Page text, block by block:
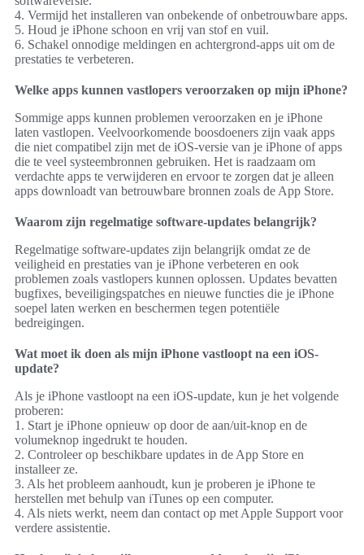
Welke apps kunnen vastlopers veroorzaken op mijn iPhone?
Sommige apps kunnen problemen veroorzaken en je iPhone
laten vastlopen. Veelvoorkomende boosdoeners zijn vaak apps
die te veel systeembronnen gebruiken. Het is raadzaam om
apps downloadt van betrouwbare bronnen zoals de App Store.
Waarom zijn regelmatige software-updates belangrijk?
Regelmatige software-updates zijn belangrijk omdat ze de
veiligheid en prestaties van je iPhone verbeteren en ook
bugfixes, beveiligingspatches en nieuwe functies die je iPhone
bedreigingen.
Wat moet ik doen als mijn iPhone vastloopt na een iOS-
update?
Als je iPhone vastloopt na een iOS-update, kun je het volgende
1. Start je iPhone opnieuw op door de aan/uit-knop en de
volumeknop ingedrukt te houden.
installeer ze.
3. Als het probleem aanhoudt, kun je proberen je iPhone te
herstellen met behulp van iTunes op een computer.
4. Als niets werkt, neem dan contact op met Apple Support voor
verdere assistentie.
Hoe kan ik belangrijke gegevens redden als mijn iPhone
vastloopt?
Als je iPhone vastloopt en je belangrijke gegevens wilt redden,